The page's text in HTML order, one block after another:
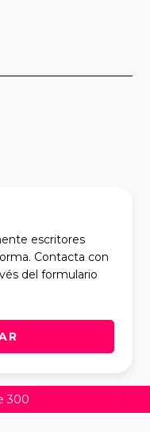
escritores
Contacta con
del formulario
300 »